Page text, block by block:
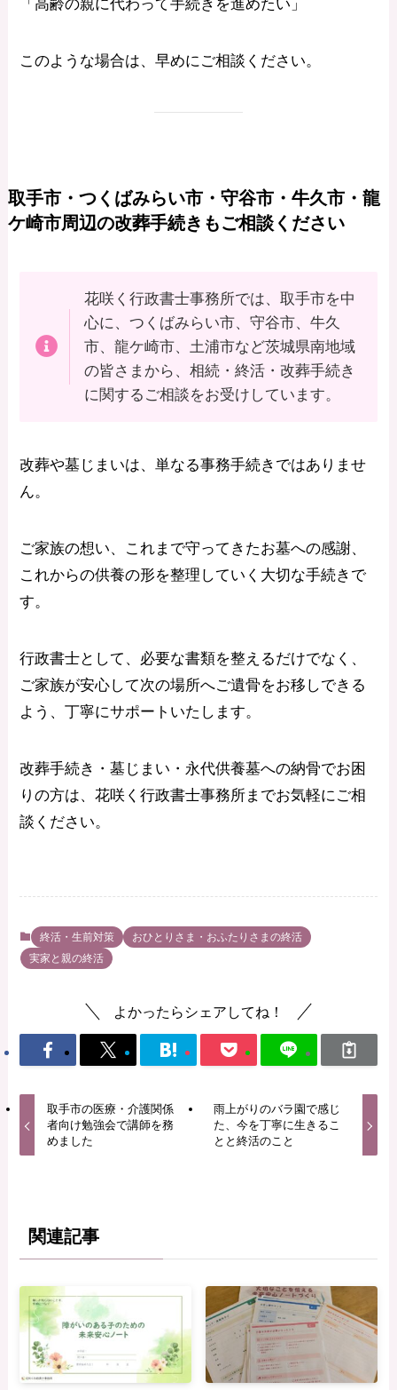
「高齢の親に代わって手続きを進めたい」
このような場合は、早めにご相談ください。
取手市・つくばみらい市・守谷市・牛久市・龍
ケ崎市周辺の改葬手続きもご相談ください
花咲く行政書士事務所では、取手市を中
心に、つくばみらい市、守谷市、牛久
市、龍ケ崎市、土浦市など茨城県南地域
の皆さまから、相続・終活・改葬手続き
に関するご相談をお受けしています。
改葬や墓じまいは、単なる事務手続きではありませ
ん。
ご家族の想い、これまで守ってきたお墓への感謝、
これからの供養の形を整理していく大切な手続きで
す。
行政書士として、必要な書類を整えるだけでなく、
ご家族が安心して次の場所へご遺骨をお移しできる
よう、丁寧にサポートいたします。
改葬手続き・墓じまい・永代供養墓への納骨でお困
りの方は、花咲く行政書士事務所までお気軽にご相
談ください。
終活・生前対策
おひとりさま・おふたりさまの終活
実家と親の終活
よかったらシェアしてね！
取手市の医療・介護関係
者向け勉強会で講師を務
めました
雨上がりのバラ園で感じ
た、今を丁寧に生きるこ
とと終活のこと
関連記事